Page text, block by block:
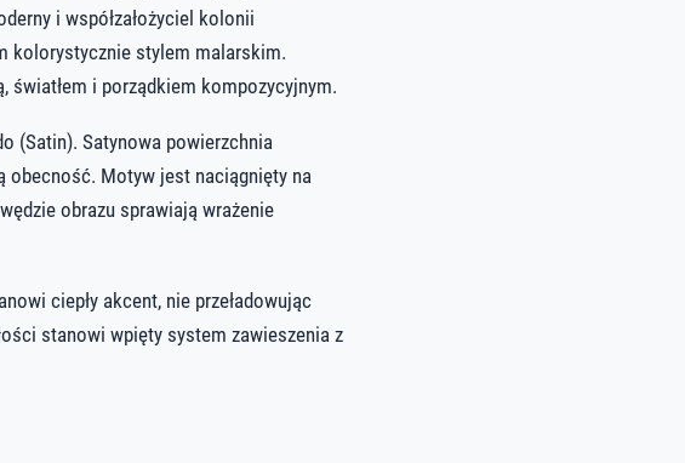
i współzałożyciel kolonii
kolorystycznie stylem malarskim.
światłem i porządkiem kompozycyjnym.
(Satin). Satynowa powierzchnia
Motyw jest naciągnięty na
obrazu sprawiają wrażenie
ciepły akcent, nie przeładowując
stanowi wpięty system zawieszenia z